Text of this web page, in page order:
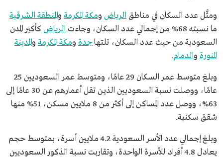
ومثَّل عدد السكان في مناطق الرياض ومكة المكرمة والمنطقة الشرقية
ما نسبته 68% من إجمالي عدد السكان، وجاءت
الرياض كأكبر المدن
السعودية من حيث عدد السكان، تلتهاجدة ومكة المكرمة والمدينة
المنورة والدمام.
وبلغ متوسط عمر السكان 29 عامًا، ومتوسط عمر السعوديين 25
عامًا، ووصلت نسبة السعوديين الذين تقل أعمارهم عن 30 عامًا إلى
63%، ووصل عدد المساكن إلى أكثر من 8 ملايين مسكن، 51% منها
شقق سكنية.
وبلغ إجمالي عدد الأسر السعودية 4.2 ملايين أسرة، بمتوسط حجم
يعادل 4.8 أفراد للأسرة الواحدة، وتقاربت نسبة الذكور السعوديين